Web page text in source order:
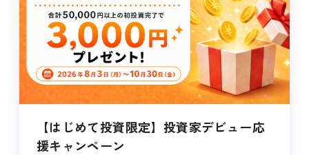
【はじめて投資限定】投資家デビュー応
援キャンペーン